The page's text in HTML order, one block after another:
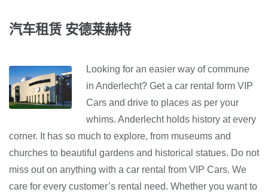
汽车租赁 安德莱赫特
Looking for an easier way of commune
in Anderlecht? Get a car rental form VIP
Cars and drive to places as per your
whims. Anderlecht holds history at every
corner. It has so much to explore, from museums and
churches to beautiful gardens and historical statues. Do not
miss out on anything with a car rental from VIP Cars. We
care for every customer’s rental need. Whether you want to